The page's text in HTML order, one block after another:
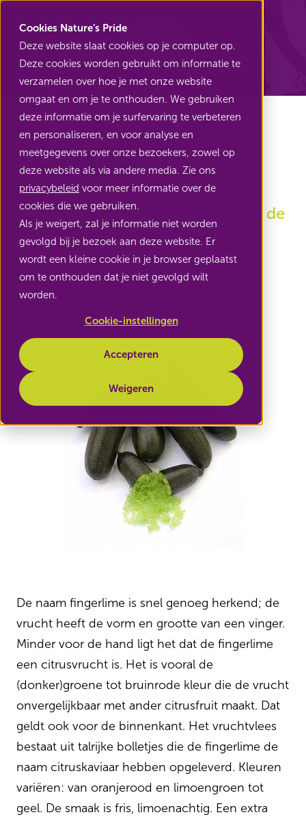
Cookies Nature’s Pride
Deze website slaat cookies op je computer op.
Deze cookies worden gebruikt om informatie te
verzamelen over hoe je met onze website
omgaat en om je te onthouden. We gebruiken
deze informatie om je surfervaring te verbeteren
en personaliseren, en voor analyse en
meetgegevens over onze bezoekers, zowel op
deze website als via andere media. Zie ons
privacybeleid voor meer informatie over de
cookies die we gebruiken.
Als je weigert, zal je informatie niet worden
gevolgd bij je bezoek aan deze website. Er
wordt een kleine cookie in je browser geplaatst
om te onthouden dat je niet gevolgd wilt
worden.
Cookie-instellingen
Accepteren
Weigeren
Terug naar Exotisch fruit
Fingerlime
De fingerlime is de kaviaar onder de
exoten
De naam fingerlime is snel genoeg herkend; de
vrucht heeft de vorm en grootte van een vinger.
Minder voor de hand ligt het dat de fingerlime
een citrusvrucht is. Het is vooral de
(donker)groene tot bruinrode kleur die de vrucht
onvergelijkbaar met ander citrusfruit maakt. Dat
geldt ook voor de binnenkant. Het vruchtvlees
bestaat uit talrijke bolletjes die de fingerlime de
naam citruskaviaar hebben opgeleverd. Kleuren
variëren: van oranjerood en limoengroen tot
geel. De smaak is fris, limoenachtig. Een extra